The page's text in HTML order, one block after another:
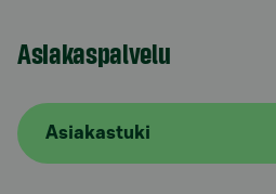
Asiakaspalvelu
Asiakastuki